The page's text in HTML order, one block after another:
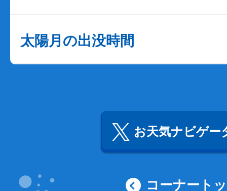
太陽月の出没時間
お天気ナビゲー
コーナート